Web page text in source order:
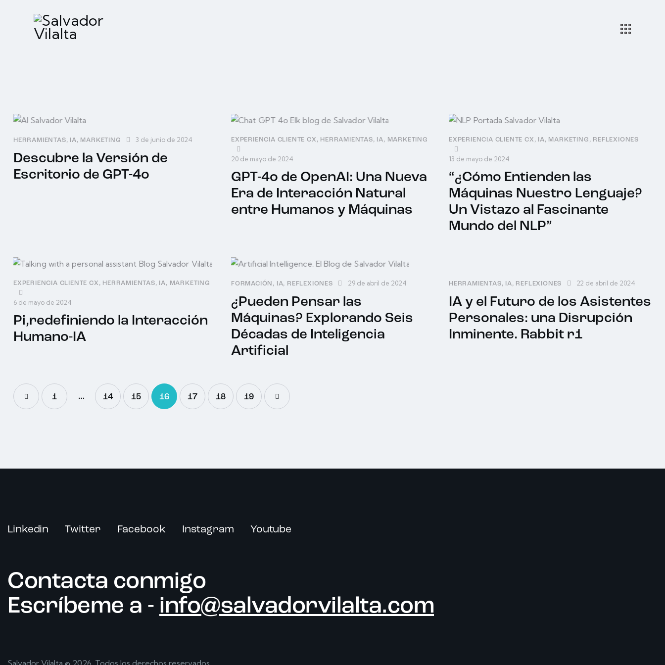
HERRAMIENTAS, IA, MARKETING 3 de junio de 2024
Descubre la Versión de
Escritorio de GPT-4o
EXPERIENCIA CLIENTE CX , HERRAMIENTAS, IA, MARKETING
20 de mayo de 2024
GPT-4o de OpenAI: Una Nueva
Era de Interacción Natural
entre Humanos y Máquinas
EXPERIENCIA CLIENTE CX , IA, MARKETING , REFLEXIONES
13 de mayo de 2024
“¿Cómo Entienden las
Máquinas Nuestro Lenguaje?
Un Vistazo al Fascinante
Mundo del NLP”
EXPERIENCIA CLIENTE CX , HERRAMIENTAS, IA, MARKETING
6 de mayo de 2024
Pi,redefiniendo la Interacción
Humano-IA
FORMACIÓN , IA, REFLEXIONES 29 de abril de 2024
¿Pueden Pensar las
Máquinas? Explorando Seis
Décadas de Inteligencia
Artificial
HERRAMIENTAS, IA, REFLEXIONES 22 de abril de 2024
IA y el Futuro de los Asistentes
Personales: una Disrupción
Inminente. Rabbit r1
1 … 14 15 16 17 18 19
>
Linkedin Twitter Facebook Instagram Youtube
Contacta conmigo
Escríbeme a - info@salvadorvilalta.com
Salvador Vilalta © 2026. Todos los derechos reservados